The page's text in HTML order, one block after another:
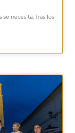
necesita. Tras los